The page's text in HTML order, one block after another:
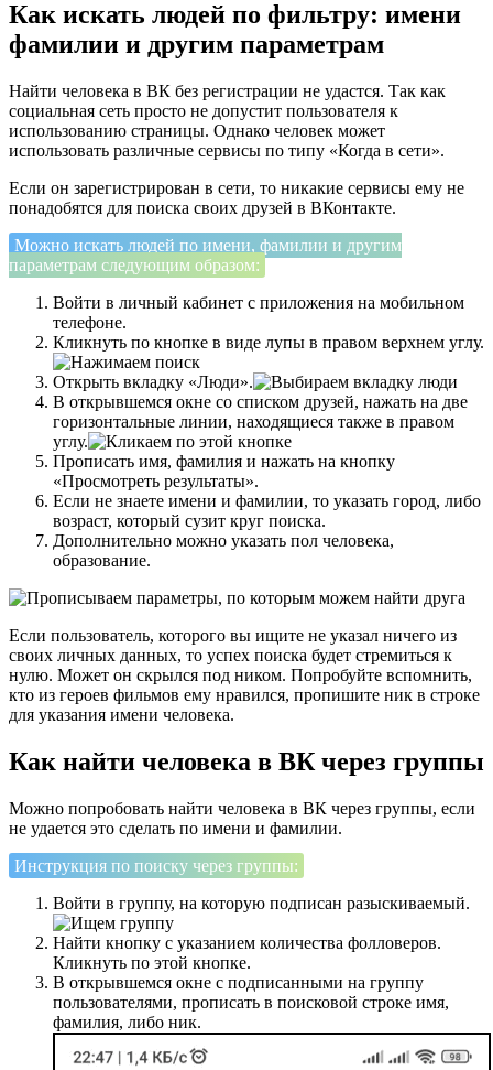
Как искать людей по фильтру: имени
фамилии и другим параметрам
Найти человека в ВК без регистрации не удастся. Так как
социальная сеть просто не допустит пользователя к
использованию страницы. Однако человек может
использовать различные сервисы по типу «Когда в сети».
Если он зарегистрирован в сети, то никакие сервисы ему не
понадобятся для поиска своих друзей в ВКонтакте.
Можно искать людей по имени, фамилии и другим
параметрам следующим образом:
Войти в личный кабинет с приложения на мобильном
телефоне.
Кликнуть по кнопке в виде лупы в правом верхнем углу.
Открыть вкладку «Люди».
В открывшемся окне со списком друзей, нажать на две
горизонтальные линии, находящиеся также в правом
углу.
Прописать имя, фамилия и нажать на кнопку
«Просмотреть результаты».
Если не знаете имени и фамилии, то указать город, либо
возраст, который сузит круг поиска.
Дополнительно можно указать пол человека,
образование.
Если пользователь, которого вы ищите не указал ничего из
своих личных данных, то успех поиска будет стремиться к
нулю. Может он скрылся под ником. Попробуйте вспомнить,
кто из героев фильмов ему нравился, пропишите ник в строке
для указания имени человека.
Как найти человека в ВК через группы
Можно попробовать найти человека в ВК через группы, если
не удается это сделать по имени и фамилии.
Инструкция по поиску через группы:
Войти в группу, на которую подписан разыскиваемый.
Найти кнопку с указанием количества фолловеров.
Кликнуть по этой кнопке.
В открывшемся окне с подписанными на группу
пользователями, прописать в поисковой строке имя,
фамилия, либо ник.